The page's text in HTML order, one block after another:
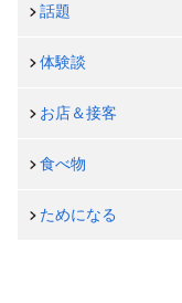
話題
体験談
お店＆接客
食べ物
ためになる